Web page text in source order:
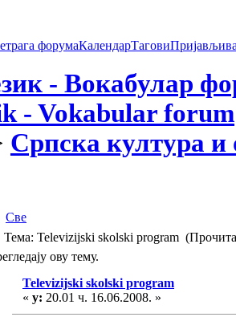
форумаКалендарТагови
- Вокабулар
- Vokabular forum
Српска култура и
Све
Тема: Televizijski skolski program
ову тему.
Televizijski skolski program
« у: 20.01 ч. 16.06.2008. »